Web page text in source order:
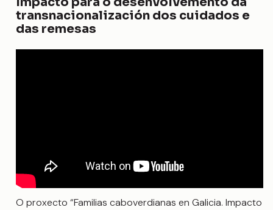
transnacionalización dos cuidados e
das remesas
O proxecto “Familias caboverdianas en Galicia. Impacto